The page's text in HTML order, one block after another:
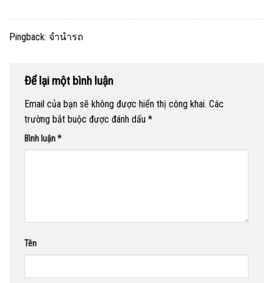
Pingback: จำนำรถ
Để lại một bình luận
Email của bạn sẽ không được hiển thị công khai. Các
trường bắt buộc được đánh dấu *
Bình luận*
Tên